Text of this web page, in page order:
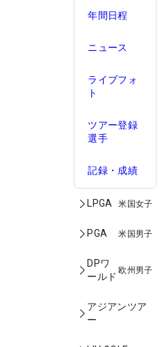
年間日程
ニュース
ライブフォ
ト
ツアー登録
選手
記録・成績
LPGA 米国女子
PGA 米国男子
DPワ
ールド
欧州男子
アジアンツア
ー